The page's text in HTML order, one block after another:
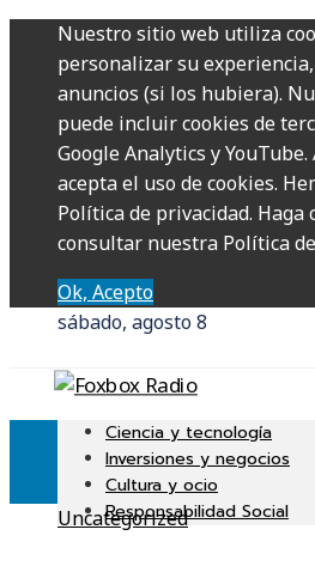
Nuestro sitio web utiliza
personalizar su
anuncios (si los hubiera).
puede incluir cookies de
Google Analytics y
acepta el uso de cookies.
Política de privacidad.
consultar nuestra Política
Ok, Acepto
sábado, agosto 8
Ciencia y tecnología
Inversiones y negocios
Cultura y ocio
Responsabilidad Social
Uncategorized